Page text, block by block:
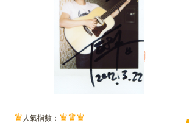
♛ 人氣指數： ♛♛♛